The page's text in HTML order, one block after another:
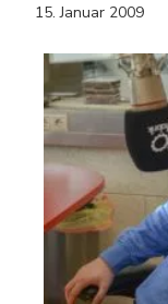
15. Januar 2009